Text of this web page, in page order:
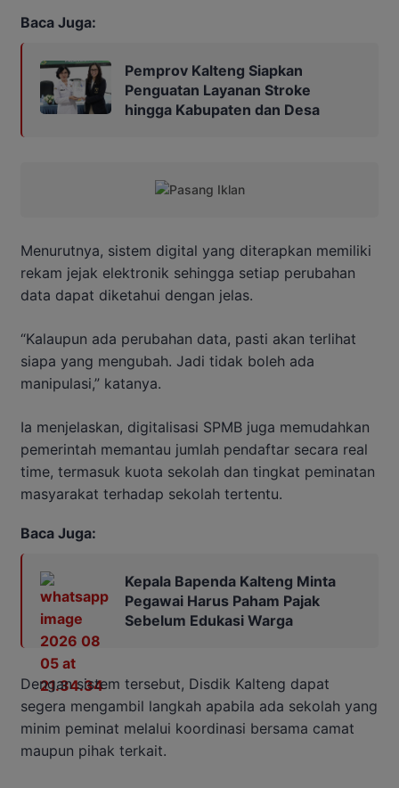
Baca Juga:
Pemprov Kalteng Siapkan
Penguatan Layanan Stroke
hingga Kabupaten dan Desa
Menurutnya, sistem digital yang diterapkan memiliki
rekam jejak elektronik sehingga setiap perubahan
data dapat diketahui dengan jelas.
“Kalaupun ada perubahan data, pasti akan terlihat
siapa yang mengubah. Jadi tidak boleh ada
manipulasi,” katanya.
Ia menjelaskan, digitalisasi SPMB juga memudahkan
pemerintah memantau jumlah pendaftar secara real
time, termasuk kuota sekolah dan tingkat peminatan
masyarakat terhadap sekolah tertentu.
Baca Juga:
Kepala Bapenda Kalteng Minta
Pegawai Harus Paham Pajak
Sebelum Edukasi Warga
Dengan sistem tersebut, Disdik Kalteng dapat
segera mengambil langkah apabila ada sekolah yang
minim peminat melalui koordinasi bersama camat
maupun pihak terkait.